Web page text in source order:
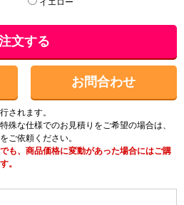
イエロー
文する
お問合わせ
されます。
殊な仕様でのお見積りをご希望の場合は、
ご依頼ください。
も、商品価格に変動があった場合にはご購
。